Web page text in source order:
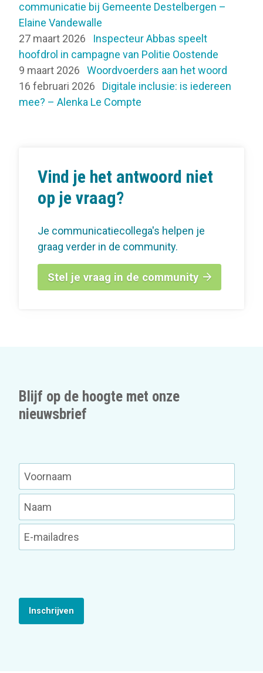
communicatie bij Gemeente Destelbergen –
Elaine Vandewalle
27 maart 2026
Inspecteur Abbas speelt
hoofdrol in campagne van Politie Oostende
9 maart 2026
Woordvoerders aan het woord
16 februari 2026
Digitale inclusie: is iedereen
mee? – Alenka Le Compte
Vind je het antwoord niet
op je vraag?
Je communicatiecollega's helpen je
graag verder in de community.
Stel je vraag in de community
Blijf op de hoogte met onze
nieuwsbrief
Inschrijven